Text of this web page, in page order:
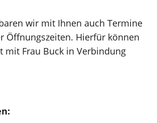
wir mit Ihnen auch Termine
Öffnungszeiten. Hierfür können
mit Frau Buck in Verbindung